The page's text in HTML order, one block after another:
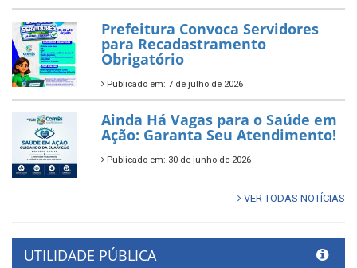
Prefeitura Convoca Servidores
para Recadastramento
Obrigatório
Publicado em: 7 de julho de 2026
Ainda Há Vagas para o Saúde em
Ação: Garanta Seu Atendimento!
Publicado em: 30 de junho de 2026
VER TODAS NOTÍCIAS
UTILIDADE PÚBLICA